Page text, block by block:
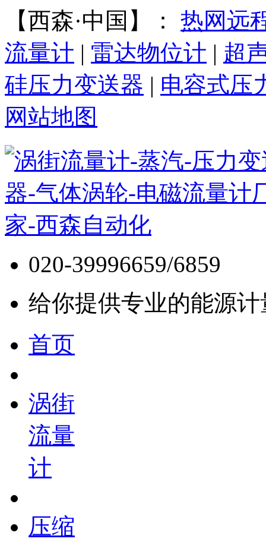
【西森·中国】： 热网远
流量计 | 雷达物位计 | 超
硅压力变送器 | 电容式压
网站地图
020-39996659/6859
给你提供专业的能源
首页
涡街
流量
计
压缩